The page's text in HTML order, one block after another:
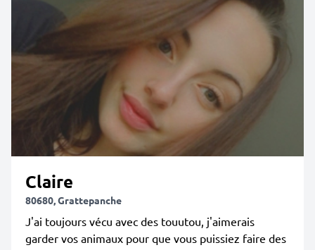
Claire
80680, Grattepanche
J'ai toujours vécu avec des touutou, j'aimerais
garder vos animaux pour que vous puissiez faire des